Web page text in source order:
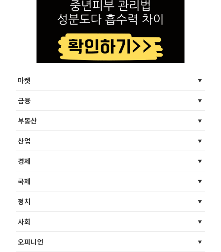
마켓
금융
부동산
산업
경제
국제
정치
사회
오피니언